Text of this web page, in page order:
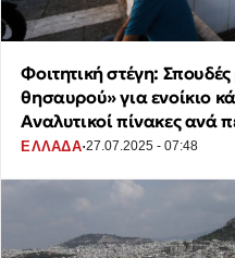
Φοιτητική στέγη:
θησαυρού» για ενοίκιο
Αναλυτικοί πίνακες ανά
ΕΛΛΑΔΑ·27.07.2025 - 07:48